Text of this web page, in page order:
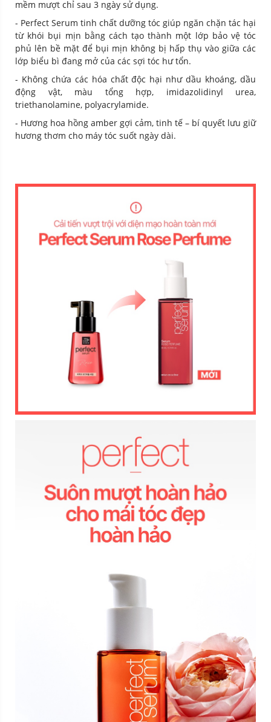
mềm mượt chỉ sau 3 ngày sử dụng.
- Perfect Serum tinh chất dưỡng tóc giúp ngăn chặn tác hại
từ khói bụi mịn bằng cách tạo thành một lớp bảo vệ tóc
phủ lên bề mặt để bụi mịn không bị hấp thụ vào giữa các
lớp biểu bì đang mở của các sợi tóc hư tổn.
- Không chứa các hóa chất độc hại như dầu khoáng, dầu
động vật, màu tổng hợp, imidazolidinyl urea,
triethanolamine, polyacrylamide.
- Hương hoa hồng amber gợi cảm, tinh tế – bí quyết lưu giữ
hương thơm cho máy tóc suốt ngày dài.